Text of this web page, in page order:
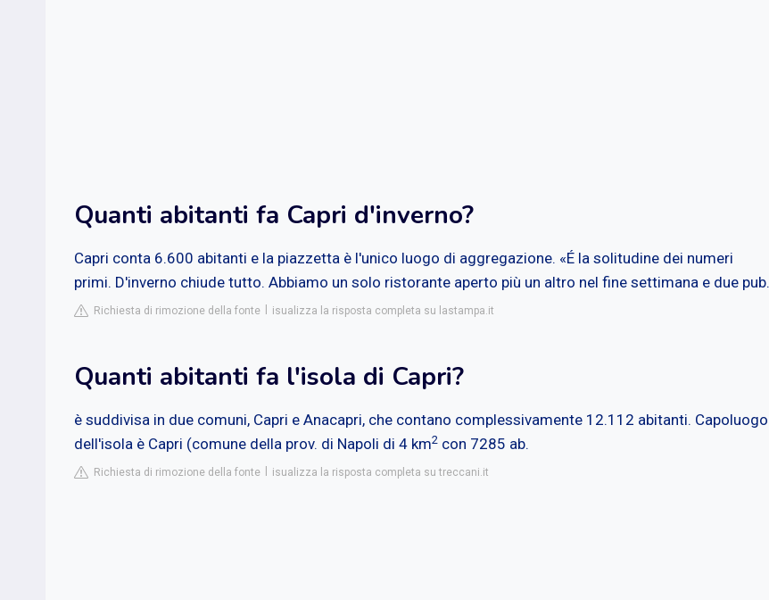
Quanti abitanti fa Capri d'inverno?
Capri conta 6.600 abitanti e la piazzetta è l'unico luogo di aggregazione. «É la solitudine dei numeri
primi. D'inverno chiude tutto. Abbiamo un solo ristorante aperto più un altro nel fine settimana e due pub.
Richiesta di rimozione della fonte isualizza la risposta completa su lastampa.it
Quanti abitanti fa l'isola di Capri?
è suddivisa in due comuni, Capri e Anacapri, che contano complessivamente 12.112 abitanti. Capoluogo
dell'isola è Capri (comune della prov. di Napoli di 4 km2 con 7285 ab.
Richiesta di rimozione della fonte isualizza la risposta completa su treccani.it